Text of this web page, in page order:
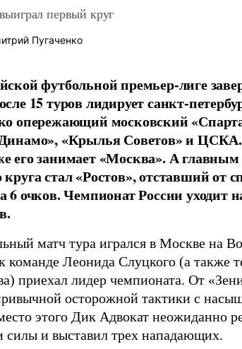
первый круг
Пугаченко
футбольной премьер-лиге
15 туров лидирует санкт-
опережающий московский
«Крылья Советов» и
его занимает «Москва». А
круга стал «Ростов», отставший от
6 очков. Чемпионат России уходит
матч тура игрался в Москве на
команде Леонида Слуцкого (а также
приехал лидер чемпионата. От
осторожной тактики с
этого Дик Адвокат неожиданно
силы и выставил трех нападающих.